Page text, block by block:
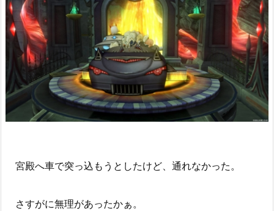
宮殿へ車で突っ込もうとしたけど、通れなかった。
さすがに無理があったかぁ。